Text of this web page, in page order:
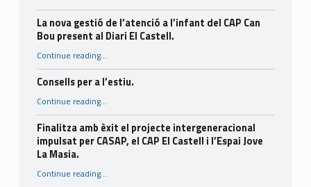
La nova gestió de l’atenció a l’infant del CAP Can
Bou present al Diari El Castell.
Continue reading“La nova gestió de l’atenció a l’infant del CAP Can Bou present al Diari El Castell.”
…
Consells per a l’estiu.
Continue reading…
Finalitza amb èxit el projecte intergeneracional
impulsat per CASAP, el CAP El Castell i l’Espai Jove
La Masia.
Continue reading“Finalitza amb èxit el projecte intergeneracional impulsat per CASAP, el CAP El Castell i l’Espai Jove La Masia.”
…